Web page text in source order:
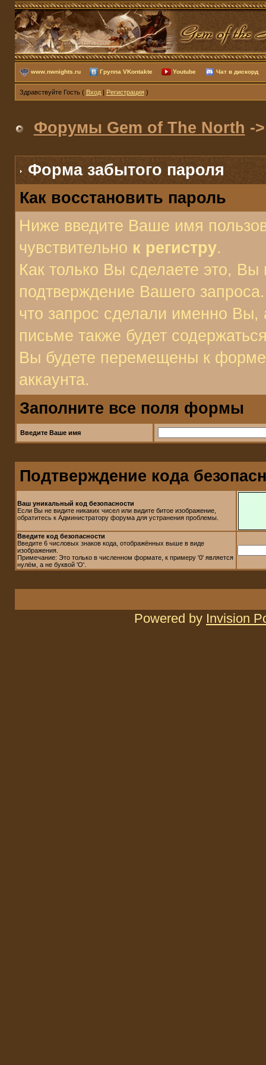
www.nwnights.ru Группа VKontakte Youtube Чат в дискорд
Здравствуйте Гость ( Вход| Регистрация)
Форумы Gem of The North -
Форма забытого пароля
Как восстановить пароль
Ниже введите Ваше имя
чувствительно к регистру.
Как только Вы сделаете это,
подтверждение Вашего
что запрос сделали именно
письме также будет
Вы будете перемещены к
аккаунта.
Заполните все поля формы
Введите Ваше имя
Подтверждение кода
Ваш уникальный код безопасности
Если Вы не видите никаких чисел или видите битое изображение,
обратитесь к Администратору форума для устранения проблемы.
Введите код безопасности
Введите 6 числовых знаков кода, отображённых выше в виде
изображения.
Примечание: Это только в численном формате, к примеру '0' является
нулём, а не буквой 'O'.
Powered by Invision